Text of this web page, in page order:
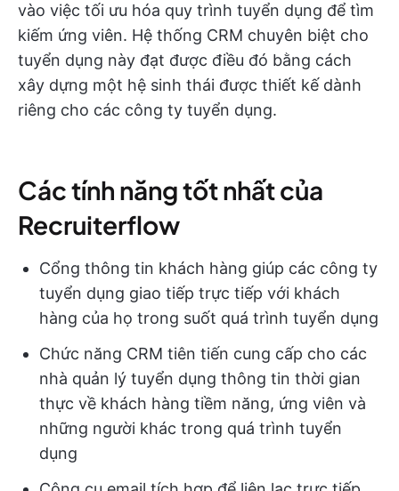
vào việc tối ưu hóa quy trình tuyển dụng để tìm
kiếm ứng viên. Hệ thống CRM chuyên biệt cho
tuyển dụng này đạt được điều đó bằng cách
xây dựng một hệ sinh thái được thiết kế dành
riêng cho các công ty tuyển dụng.
Các tính năng tốt nhất của
Recruiterflow
Cổng thông tin khách hàng giúp các công ty
tuyển dụng giao tiếp trực tiếp với khách
hàng của họ trong suốt quá trình tuyển dụng
Chức năng CRM tiên tiến cung cấp cho các
nhà quản lý tuyển dụng thông tin thời gian
thực về khách hàng tiềm năng, ứng viên và
những người khác trong quá trình tuyển
dụng